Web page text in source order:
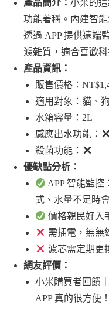
產品簡介： 小米的
功能著稱。內建智
透過 APP 提供遠端
濾雜質，適合喜歡
產品資訊：
販售價格：
適用對象：貓、狗
水箱容量：2L
感應出水功能：
殺菌功能：
優缺點分析：
APP 智能監控
式、水量不足時
價格親民好入
需插電，無無
濾芯需定期更
網友評價：
小米購買者回饋
APP 真的很方便